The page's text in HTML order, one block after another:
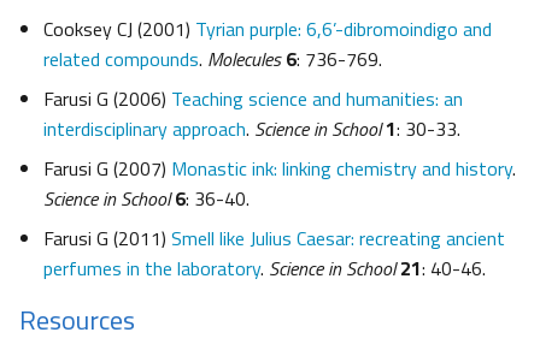
Cooksey CJ (2001) Tyrian purple: 6,6’-dibromoindigo and
related compounds. Molecules 6: 736-769.
Farusi G (2006) Teaching science and humanities: an
interdisciplinary approach. Science in School1: 30-33.
Farusi G (2007) Monastic ink: linking chemistry and history.
Science in School 6: 36-40.
Farusi G (2011) Smell like Julius Caesar: recreating ancient
perfumes in the laboratory. Science in School 21: 40-46.
Resources